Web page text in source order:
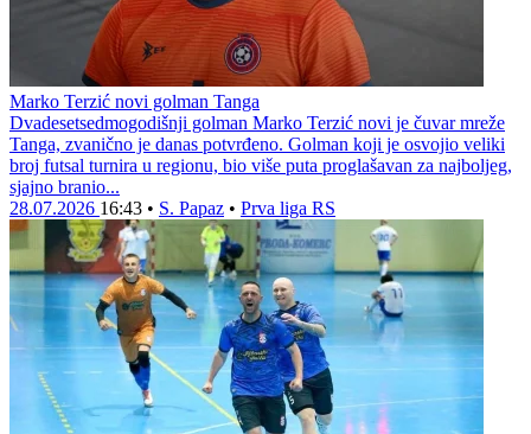
Marko Terzić novi golman Tanga
Dvadesetsedmogodišnji golman Marko Terzić novi je čuvar mreže
Tanga, zvanično je danas potvrđeno. Golman koji je osvojio veliki
broj futsal turnira u regionu, bio više puta proglašavan za najboljeg,
sjajno branio...
28.07.2026 16:43 • S. Papaz • Prva liga RS